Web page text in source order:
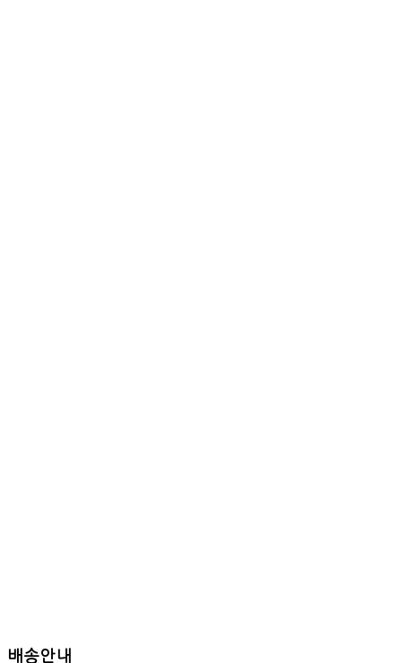
배송안내